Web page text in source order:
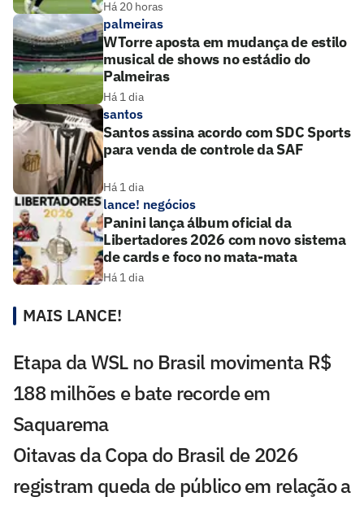
Há 20 horas
palmeiras
WTorre aposta em mudança de estilo
musical de shows no estádio do
Palmeiras
Há 1 dia
santos
Santos assina acordo com SDC Sports
para venda de controle da SAF
Há 1 dia
lance! negócios
Panini lança álbum oficial da
Libertadores 2026 com novo sistema
de cards e foco no mata-mata
Há 1 dia
MAIS LANCE!
Etapa da WSL no Brasil movimenta R$
188 milhões e bate recorde em
Saquarema
Oitavas da Copa do Brasil de 2026
registram queda de público em relação a